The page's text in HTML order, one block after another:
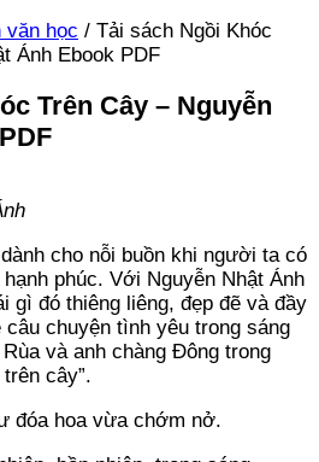
văn học / Tải sách Ngồi Khóc
Ánh Ebook PDF
Trên Cây – Nguyễn
cho nỗi buồn khi người ta có
phúc. Với Nguyễn Nhật Ánh
gì đó thiêng liêng, đẹp đẽ và đầy
chuyện tình yêu trong sáng
và anh chàng Đông trong
cây”.
đóa hoa vừa chớm nở.